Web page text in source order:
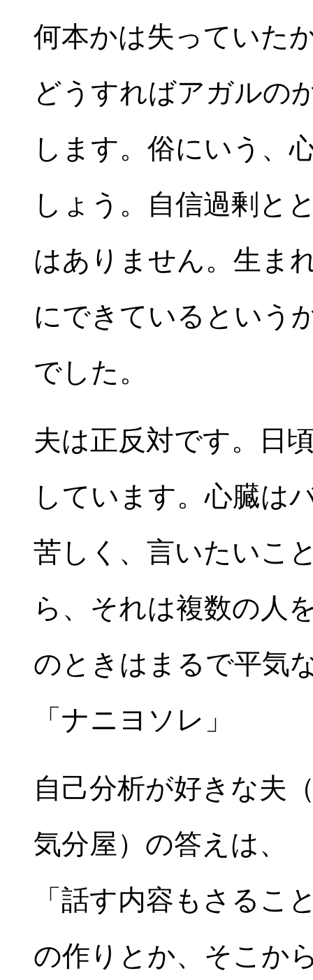
何本かは失っていた
どうすればアガルの
します。俗にいう、
しょう。自信過剰と
はありません。生ま
にできているという
でした。
夫は正反対です。日
しています。心臓は
苦しく、言いたいこ
ら、それは複数の人
のときはまるで平気
「ナニヨソレ」
自己分析が好きな夫
気分屋）の答えは、
「話す内容もさるこ
の作りとか、そこか